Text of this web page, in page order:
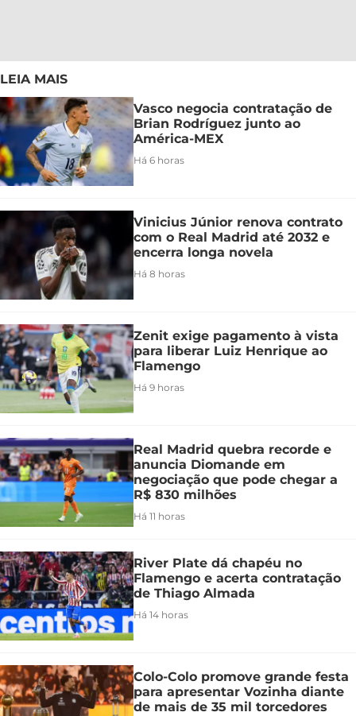
LEIA MAIS
Vasco negocia contratação de
Brian Rodríguez junto ao
América-MEX
Há 6 horas
Vinicius Júnior renova contrato
com o Real Madrid até 2032 e
encerra longa novela
Há 8 horas
Zenit exige pagamento à vista
para liberar Luiz Henrique ao
Flamengo
Há 9 horas
Real Madrid quebra recorde e
anuncia Diomande em
negociação que pode chegar a
R$ 830 milhões
Há 11 horas
River Plate dá chapéu no
Flamengo e acerta contratação
de Thiago Almada
Há 14 horas
Colo-Colo promove grande festa
para apresentar Vozinha diante
de mais de 35 mil torcedores